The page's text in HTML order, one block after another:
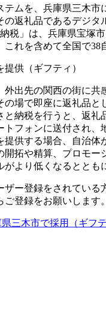
ムを、兵庫県三木
返礼品であるデジタ
税」は、兵庫県宝塚
れを含めて全国で38
供（ギフティ）
出先の関西の街に
場で即座に返礼品
納税を行うと、返
フォンに送付され
供する場合、自治
拓や精算、プロモ
より低くなるととも
ー登録をされている
ご登録をお願いします。
三木市で採用（ギフテ